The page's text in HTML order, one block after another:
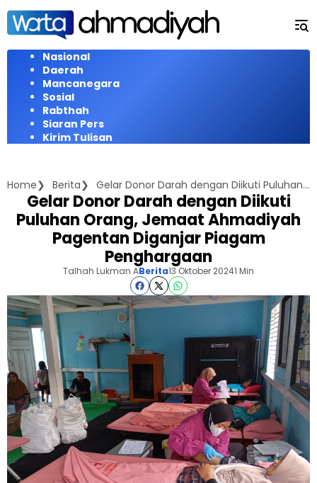
Langsung
konten
Nasional
Daerah
Mancanegara
Sosial
Rabthah
Siaran Pers
Kirim Tulisan
Home Berita Gelar Donor Darah dengan Diikuti Puluhan Orang, Jemaat Ahmadiyah Pagentan Diganjar Piagam Penghargaan
Gelar Donor Darah dengan Diikuti
Puluhan Orang, Jemaat Ahmadiyah
Pagentan Diganjar Piagam
Penghargaan
Talhah Lukman ABerita13 Oktober 20241 Min